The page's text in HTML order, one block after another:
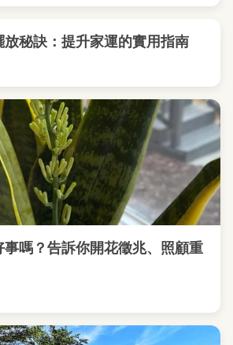
秘訣：提升家運的實用指南
事嗎？告訴你開花徵兆、照顧重